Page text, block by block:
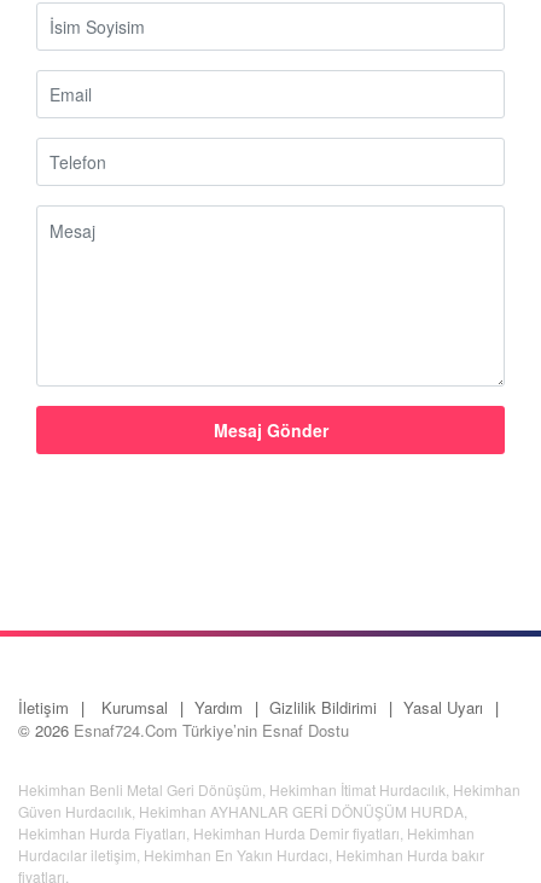
İletişim Kurumsal Yardım Gizlilik Bildirimi
Yasal Uyarı
© 2026 Esnaf724.Com Türkiye’nin Esnaf Dostu
Hekimhan Benli Metal Geri Dönüşüm Hekimhan İtimat Hurdacılık Hekimhan
Güven Hurdacılık Hekimhan AYHANLAR GERİ DÖNÜŞÜM HURDA
Hekimhan Hurda Fiyatları Hekimhan Hurda Demir fiyatları Hekimhan
Hurdacılar iletişim Hekimhan En Yakın Hurdacı Hekimhan Hurda bakır
fiyatları